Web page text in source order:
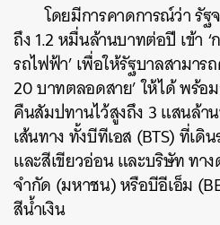
โดยมีการคาดการณ์ว่า รัฐ
ถึง 1.2 หมื่นล้านบาทต่อปี เข้า
รถไฟฟ้า’ เพื่อให้รัฐบาลสามาร
20 บาทตลอดสาย’ ให้ได้ พร้อ
คืนสัมปทานไว้สูงถึง 3 แสนล้า
เส้นทาง ทั้งบีทีเอส (BTS) ที่เดิ
และสีเขียวอ่อน และบริษัท ทา
จำกัด (มหาชน) หรือบีอีเอ็ม
สีน้ำเงิน